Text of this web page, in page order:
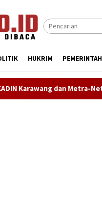
HUKRIM
Net Perkuat Kesiapan